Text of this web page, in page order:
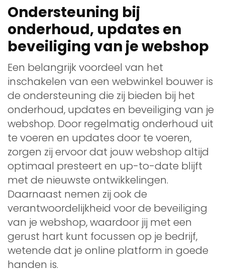
Ondersteuning bij
onderhoud, updates en
beveiliging van je webshop
Een belangrijk voordeel van het
inschakelen van een webwinkel bouwer is
de ondersteuning die zij bieden bij het
onderhoud, updates en beveiliging van je
webshop. Door regelmatig onderhoud uit
te voeren en updates door te voeren,
zorgen zij ervoor dat jouw webshop altijd
optimaal presteert en up-to-date blijft
met de nieuwste ontwikkelingen.
Daarnaast nemen zij ook de
verantwoordelijkheid voor de beveiliging
van je webshop, waardoor jij met een
gerust hart kunt focussen op je bedrijf,
wetende dat je online platform in goede
handen is.